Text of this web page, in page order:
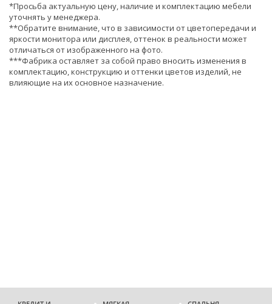
*Просьба актуальную цену, наличие и комплектацию мебели
уточнять у менеджера.
**Обратите внимание, что в зависимости от цветопередачи и
яркости монитора или дисплея, оттенок в реальности может
отличаться от изображенного на фото.
***Фабрика оставляет за собой право вносить изменения в
комплектацию, конструкцию и оттенки цветов изделий, не
влияющие на их основное назначение.